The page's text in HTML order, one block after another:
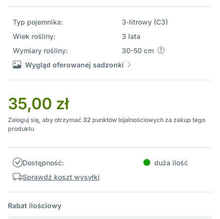
Typ pojemnika:
3-litrowy (C3)
Wiek rośliny:
3 lata
Wymiary rośliny:
30-50 cm
Wygląd oferowanej sadzonki
35,00 zł
Zaloguj się, aby otrzymać 32 punktów lojalnościowych za zakup tego
produktu
Dostępność:
duża ilość
Sprawdź koszt wysyłki
Rabat ilościowy